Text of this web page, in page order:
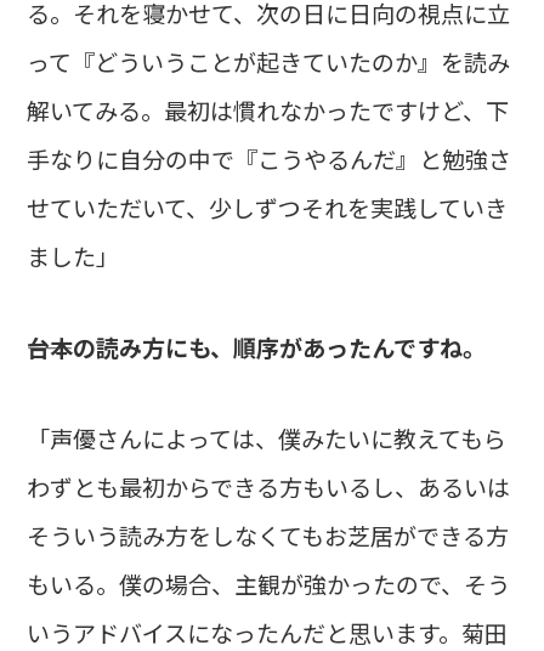
る。それを寝かせて、次の日に日向の視点に立
って『どういうことが起きていたのか』を読み
解いてみる。最初は慣れなかったですけど、下
手なりに自分の中で『こうやるんだ』と勉強さ
せていただいて、少しずつそれを実践していき
ました」
――台本の読み方にも、順序があったんですね。
「声優さんによっては、僕みたいに教えてもら
わずとも最初からできる方もいるし、あるいは
そういう読み方をしなくてもお芝居ができる方
もいる。僕の場合、主観が強かったので、そう
いうアドバイスになったんだと思います。菊田